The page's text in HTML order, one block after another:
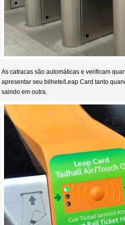
As catracas são automáticas e verificam
apresentar seu bilhete/Leap Card tanto
saindo em outra.